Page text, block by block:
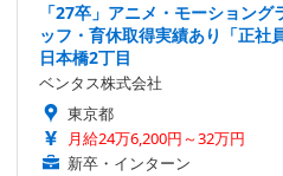
「27卒」アニメ・モーション
ッフ・育休取得実績あり「正社
日本橋2丁目
ベンタス株式会社
東京都
月給24万6,200円～32万円
新卒・インターン